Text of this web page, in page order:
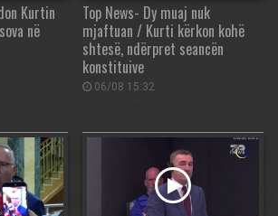
Kurtin
në
Top News- Dy muaj nuk
mjaftuan / Kurti kërkon kohë
shtesë, ndërpret seancën
konstituive
06/08 15:32